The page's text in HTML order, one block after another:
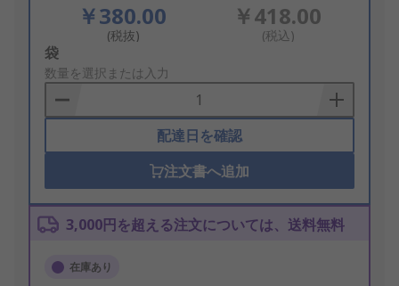
￥380.00
(税抜)
￥418.00
(税込)
Add
to
Basket
袋
数量を選択または入力
配達日を確認
注文書へ追加
3,000円を超える注文については、送料無料
在庫あり